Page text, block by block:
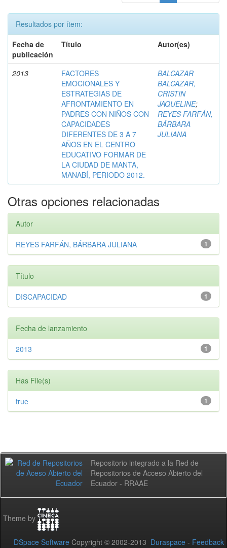
Resultados por ítem:
Fecha de
publicación
Título Autor(es)
2013
FACTORES
EMOCIONALES Y
ESTRATEGIAS DE
AFRONTAMIENTO EN
PADRES CON NIÑOS CON
CAPACIDADES
DIFERENTES DE 3 A 7
AÑOS EN EL CENTRO
EDUCATIVO FORMAR DE
LA CIUDAD DE MANTA,
MANABÍ, PERIODO 2012.
BALCAZAR
BALCAZAR,
CRISTIN
JAQUELINE;
REYES FARFÁN,
BÁRBARA
JULIANA
Otras opciones relacionadas
Autor
1
REYES FARFÁN, BÁRBARA JULIANA
Título
1
DISCAPACIDAD
Fecha de lanzamiento
1
2013
Has File(s)
1
true
Repositorio integrado a la Red de
Repositorios de Acceso Abierto del
Ecuador - RRAAE
Theme by
DSpace Software Copyright © 2002-2013 Duraspace - Feedback